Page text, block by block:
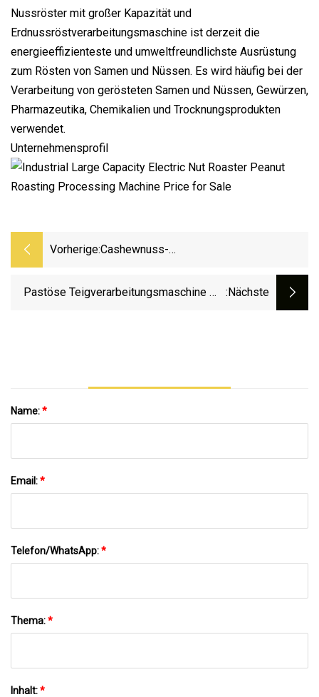
Nussröster mit großer Kapazität und
Erdnussröstverarbeitungsmaschine ist derzeit die
energieeffizienteste und umweltfreundlichste Ausrüstung
zum Rösten von Samen und Nüssen. Es wird häufig bei der
Verarbeitung von gerösteten Samen und Nüssen, Gewürzen,
Pharmazeutika, Chemikalien und Trocknungsprodukten
verwendet.
Unternehmensprofil
Vorherige:Cashewnuss-
Verarbeitungsmaschine/Cashewnuss-
Pastöse Teigverarbeitungsmaschine Mit :nächste
Name:*
Email:*
Telefon/WhatsApp:*
Thema:*
Inhalt:*